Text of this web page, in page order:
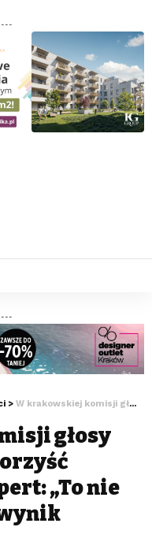
> W krakowskiej komisji głosy odwróciły się na korzyść Nawrockiego. Ekspert: „To nie miało wpływu na wynik wyborów”
głosy
„To nie